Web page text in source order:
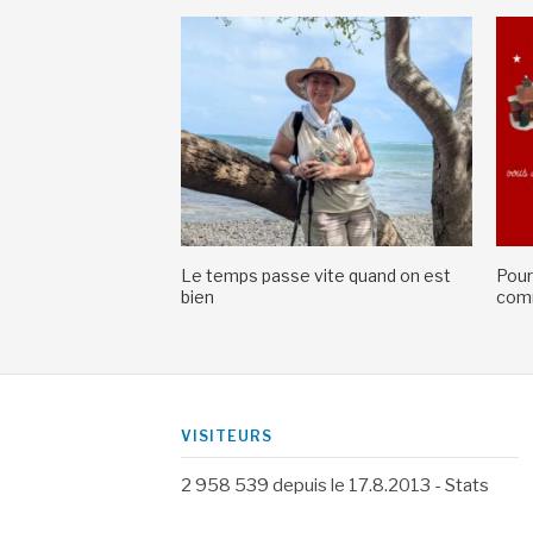
Le temps passe vite quand on est
bien
VISITEURS
2 958 539 depuis le 17.8.2013 - Stats